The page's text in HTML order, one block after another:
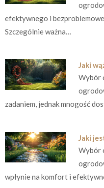
efektywnego i
Szczególnie ważna…
Jaki
Wybór
zadaniem, jednak mnogość
Jaki
Wybór
wpłynie na komfort i